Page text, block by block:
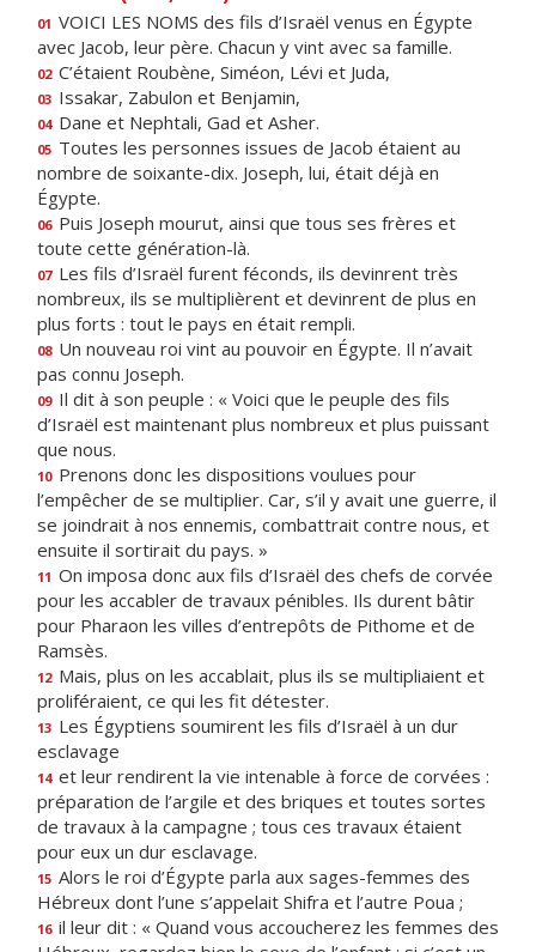
01 VOICI LES NOMS des fils d’Israël venus en Égypte
avec Jacob, leur père. Chacun y vint avec sa famille.
02 C’étaient Roubène, Siméon, Lévi et Juda,
03 Issakar, Zabulon et Benjamin,
04 Dane et Nephtali, Gad et Asher.
05 Toutes les personnes issues de Jacob étaient au
nombre de soixante-dix. Joseph, lui, était déjà en
Égypte.
06 Puis Joseph mourut, ainsi que tous ses frères et
toute cette génération-là.
07 Les fils d’Israël furent féconds, ils devinrent très
nombreux, ils se multiplièrent et devinrent de plus en
plus forts : tout le pays en était rempli.
08 Un nouveau roi vint au pouvoir en Égypte. Il n’avait
pas connu Joseph.
09 Il dit à son peuple : « Voici que le peuple des fils
d’Israël est maintenant plus nombreux et plus puissant
que nous.
10 Prenons donc les dispositions voulues pour
l’empêcher de se multiplier. Car, s’il y avait une guerre, il
se joindrait à nos ennemis, combattrait contre nous, et
ensuite il sortirait du pays. »
11 On imposa donc aux fils d’Israël des chefs de corvée
pour les accabler de travaux pénibles. Ils durent bâtir
pour Pharaon les villes d’entrepôts de Pithome et de
Ramsès.
12 Mais, plus on les accablait, plus ils se multipliaient et
proliféraient, ce qui les fit détester.
13 Les Égyptiens soumirent les fils d’Israël à un dur
esclavage
14 et leur rendirent la vie intenable à force de corvées :
préparation de l’argile et des briques et toutes sortes
de travaux à la campagne ; tous ces travaux étaient
pour eux un dur esclavage.
15 Alors le roi d’Égypte parla aux sages-femmes des
Hébreux dont l’une s’appelait Shifra et l’autre Poua ;
16 il leur dit : « Quand vous accoucherez les femmes des